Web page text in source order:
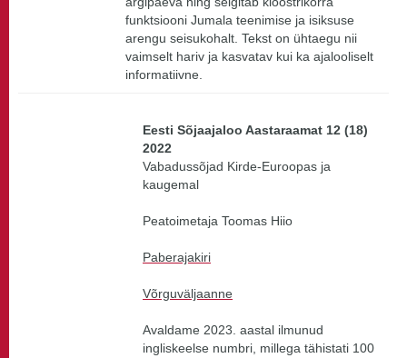
funktsiooni Jumala teenimise ja isiksuse
arengu seisukohalt. Tekst on ühtaegu nii
vaimselt hariv ja kasvatav kui ka ajalooliselt
informatiivne.
Eesti Sõjaajaloo Aastaraamat 12 (18)
2022
Vabadussõjad Kirde-Euroopas ja
kaugemal
Peatoimetaja Toomas Hiio
Paberajakiri
Võrguväljaanne
Avaldame 2023. aastal ilmunud
ingliskeelse numbri, millega tähistati 100